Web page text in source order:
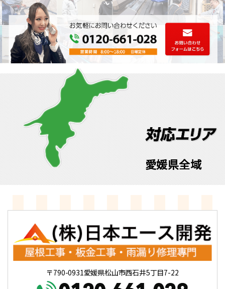
愛媛県全域
〒790-0931愛媛県松山市西石井5丁目7-22